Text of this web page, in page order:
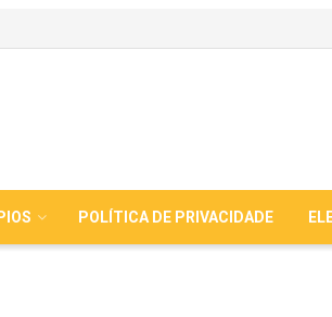
POLÍTICA DE PRIVACIDADE